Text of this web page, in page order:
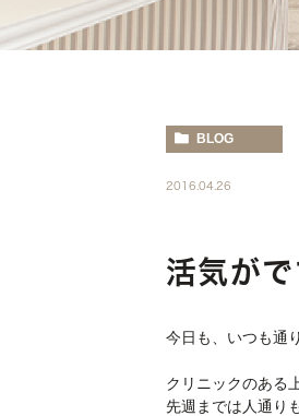
BLOG
2016.04.26
活気が
今日も、いつも通
クリニックのある
先週までは人通り